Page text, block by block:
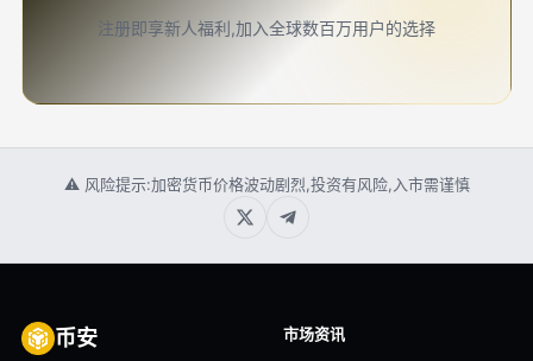
注册即享新人福利,加入全球数百万用户的选择
⚠ 风险提示:加密货币价格波动剧烈,投资有风险,入市需谨慎
币安 市场资讯